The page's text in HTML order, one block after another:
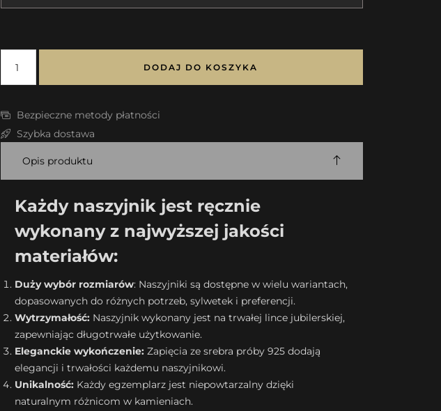
DODAJ DO KOSZYKA
Bezpieczne metody płatności
Szybka dostawa
Opis produktu
Każdy naszyjnik jest ręcznie
wykonany z najwyższej jakości
materiałów:
Duży wybór rozmiarów: Naszyjniki są dostępne w wielu wariantach,
dopasowanych do różnych potrzeb, sylwetek i preferencji.
Wytrzymałość: Naszyjnik wykonany jest na trwałej lince jubilerskiej,
zapewniając długotrwałe użytkowanie.
Eleganckie wykończenie: Zapięcia ze srebra próby 925 dodają
elegancji i trwałości każdemu naszyjnikowi.
Unikalność: Każdy egzemplarz jest niepowtarzalny dzięki
naturalnym różnicom w kamieniach.